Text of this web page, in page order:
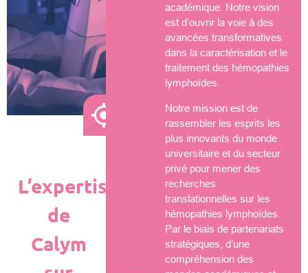
L’expertise
de
Calym
académique. Notre vision
est d’ouvrir la voie à des
avancées transformatives
dans la caractérisation et le
traitement des hémopathies
lymphoïdes.
Notre mission est de
rassembler les esprits les
plus innovants du monde
universitaire et du secteur
privé pour mener des
recherches
translationnelles sur les
hémopathies lymphoïdes.
Par le biais de partenariats
stratégiques, d’une
compréhension des